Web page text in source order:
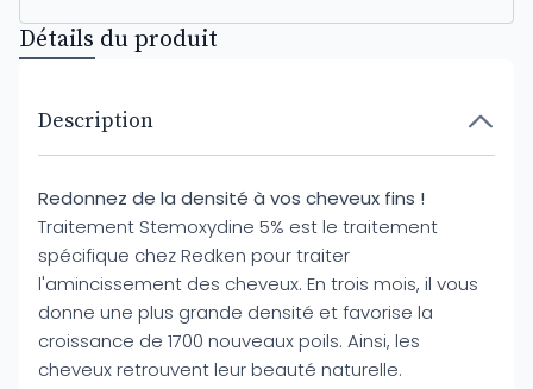
Détails du produit
Description
Redonnez de la densité à vos cheveux fins !
Traitement Stemoxydine 5% est le traitement
spécifique chez Redken pour traiter
l'amincissement des cheveux. En trois mois, il vous
donne une plus grande densité et favorise la
croissance de 1700 nouveaux poils. Ainsi, les
cheveux retrouvent leur beauté naturelle.